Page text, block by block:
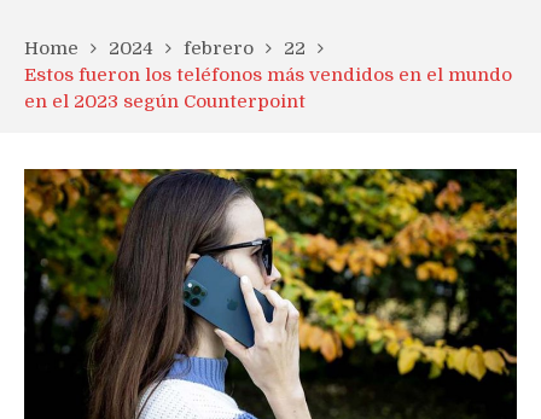
Home 2024 febrero
22
Estos fueron los teléfonos más vendidos en el mundo
en el 2023 según Counterpoint